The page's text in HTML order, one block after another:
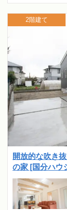
開放的な吹き
の家 [国分ハウ
2階建て